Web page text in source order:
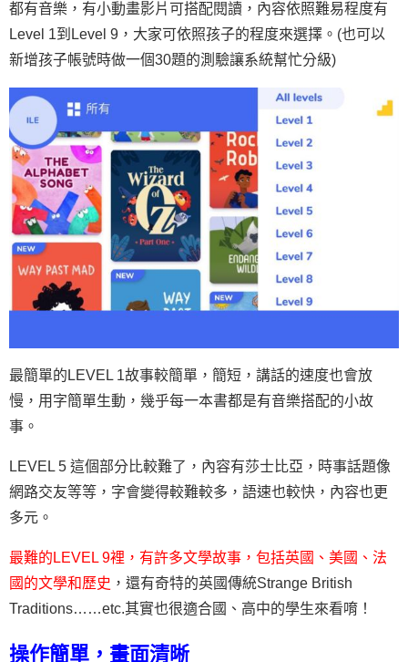
都有音樂，有小動畫影片可搭配閱讀，內容依照難易程度有
Level 1到Level 9，大家可依照孩子的程度來選擇。(也可以
新增孩子帳號時做一個30題的測驗讓系統幫忙分級)
最簡單的LEVEL 1故事較簡單，簡短，講話的速度也會放
慢，用字簡單生動，幾乎每一本書都是有音樂搭配的小故
事。
LEVEL 5 這個部分比較難了，內容有莎士比亞，時事話題像
網路交友等等，字會變得較難較多，語速也較快，內容也更
多元。
最難的LEVEL 9裡，有許多文學故事，包括英國、美國、法
國的文學和歷史 ，還有奇特的英國傳統Strange British
Traditions……etc.其實也很適合國、高中的學生來看唷！
操作簡單，畫面清晰